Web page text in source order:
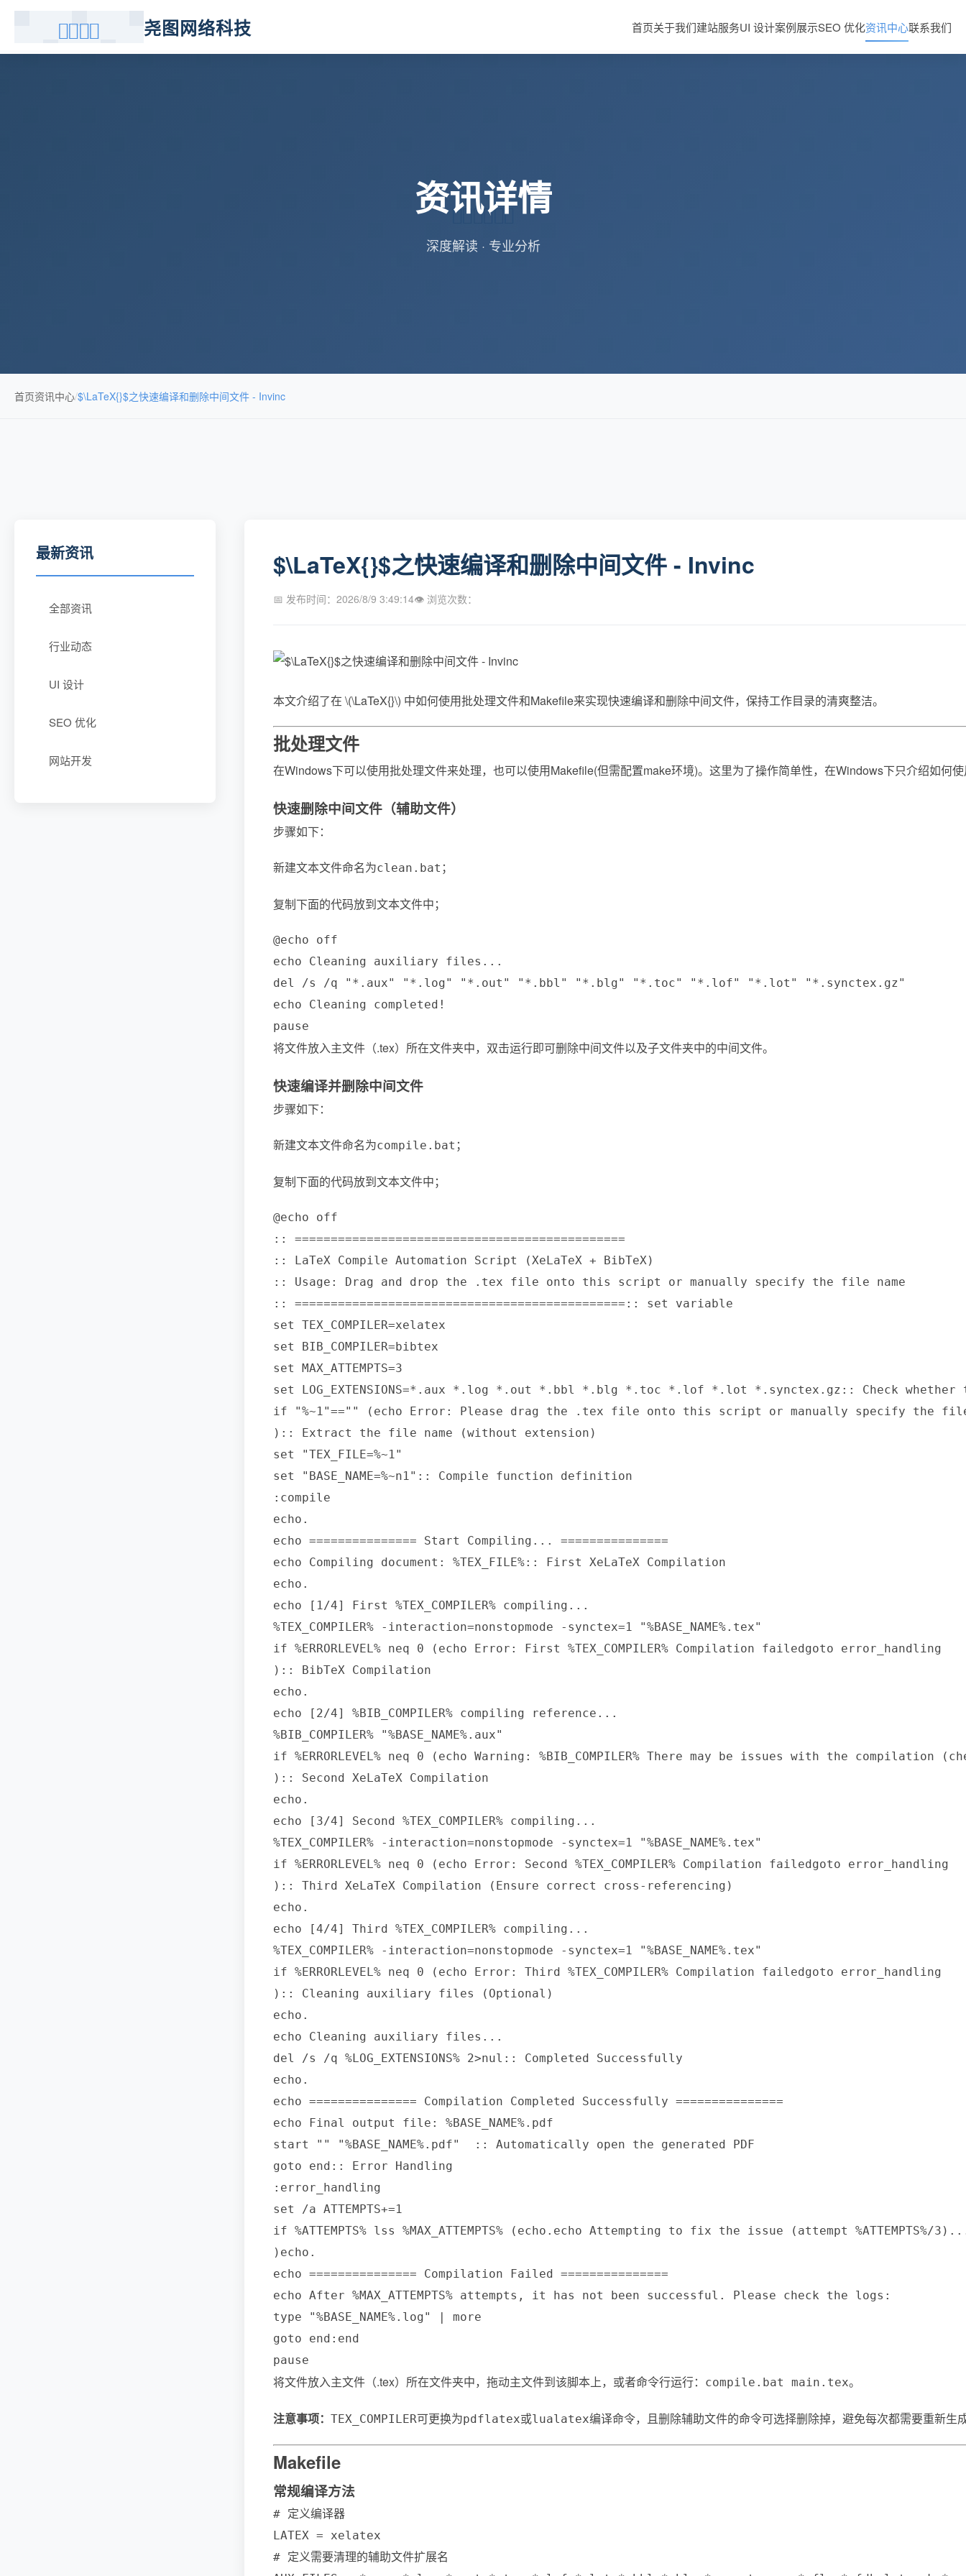
尧图网络科技 首页关于我们建站服务UI 设计案例展示SEO 优化资讯中心联系我们
资讯详情
深度解读 · 专业分析
首页资讯中心/$\LaTeX{}$之快速编译和删除中间文件 - Invinc
最新资讯
全部资讯
行业动态
UI 设计
SEO 优化
网站开发
$\LaTeX{}$之快速编译和删除中间文件 - Invinc
📅 发布时间：2026/8/9 3:49:14👁 浏览次数：
本文介绍了在 \(\LaTeX{}\) 中如何使用批处理文件和Makefile来实现快速编译和删除中间文件，保持工作目录的清爽整洁。
批处理文件
在Windows下可以使用批处理文件来处理，也可以使用Makefile(但需配置make环境)。这里为了操作简单性，在Windows下只介绍如何
快速删除中间文件（辅助文件）
步骤如下：
新建文本文件命名为clean.bat ；
复制下面的代码放到文本文件中；
@echo off
echo Cleaning auxiliary files...
del /s /q "*.aux" "*.log" "*.out" "*.bbl" "*.blg" "*.toc" "*.lof" "*.lot" "*.synctex.gz"
echo Cleaning completed!
将文件放入主文件（.tex）所在文件夹中，双击运行即可删除中间文件以及子文件夹中的中间文件。
快速编译并删除中间文件
步骤如下：
新建文本文件命名为compile.bat ；
复制下面的代码放到文本文件中；
@echo off
:: ==============================================
:: LaTeX Compile Automation Script (XeLaTeX + BibTeX)
:: Usage: Drag and drop the .tex file onto this script or manually specify the file name
:: ==============================================:: set variable
set TEX_COMPILER=xelatex
set BIB_COMPILER=bibtex
set MAX_ATTEMPTS=3
set LOG_EXTENSIONS=*.aux *.log *.out *.bbl *.blg *.toc *.lof *.lot *.synctex.gz:: Check
if "%~1"=="" (echo Error: Please drag the .tex file onto this script or manually specify the file
):: Extract the file name (without extension)
set "TEX_FILE=%~1"
set "BASE_NAME=%~n1":: Compile function definition
:compile
echo.
echo =============== Start Compiling... ===============
echo Compiling document: %TEX_FILE%:: First XeLaTeX Compilation
echo.
echo [1/4] First %TEX_COMPILER% compiling...
%TEX_COMPILER% -interaction=nonstopmode -synctex=1 "%BASE_NAME%.tex"
if %ERRORLEVEL% neq 0 (echo Error: First %TEX_COMPILER% Compilation failedgoto error_handling
):: BibTeX Compilation
echo.
echo [2/4] %BIB_COMPILER% compiling reference...
%BIB_COMPILER% "%BASE_NAME%.aux"
if %ERRORLEVEL% neq 0 (echo Warning: %BIB_COMPILER% There may be issues with the
):: Second XeLaTeX Compilation
echo.
echo [3/4] Second %TEX_COMPILER% compiling...
%TEX_COMPILER% -interaction=nonstopmode -synctex=1 "%BASE_NAME%.tex"
if %ERRORLEVEL% neq 0 (echo Error: Second %TEX_COMPILER% Compilation failedgoto error_handling
):: Third XeLaTeX Compilation (Ensure correct cross-referencing)
echo.
echo [4/4] Third %TEX_COMPILER% compiling...
%TEX_COMPILER% -interaction=nonstopmode -synctex=1 "%BASE_NAME%.tex"
if %ERRORLEVEL% neq 0 (echo Error: Third %TEX_COMPILER% Compilation failedgoto error_handling
):: Cleaning auxiliary files (Optional)
echo.
echo Cleaning auxiliary files...
del /s /q %LOG_EXTENSIONS% 2>nul:: Completed Successfully
echo.
echo =============== Compilation Completed Successfully ===============
echo Final output file: %BASE_NAME%.pdf
start "" "%BASE_NAME%.pdf"  :: Automatically open the generated PDF
goto end:: Error Handling
:error_handling
set /a ATTEMPTS+=1
if %ATTEMPTS% lss %MAX_ATTEMPTS% (echo.echo Attempting to fix the issue (attempt %ATTEMPTS%/
)echo.
echo =============== Compilation Failed ===============
echo After %MAX_ATTEMPTS% attempts, it has not been successful. Please check the logs:
type "%BASE_NAME%.log" | more
goto end:end
将文件放入主文件（.tex）所在文件夹中，拖动主文件到该脚本上，或者命令行运行： compile.bat main.tex。
注意事项： TEX_COMPILER可更换为pdflatex或lualatex编译命令，且删除辅助文件的命令可选择删除掉，避免每次都需要重新生
Makefile
常规编译方法
# 定义编译器
LATEX = xelatex
# 定义需要清理的辅助文件扩展名